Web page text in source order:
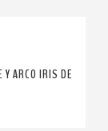
ARCO IRIS DE